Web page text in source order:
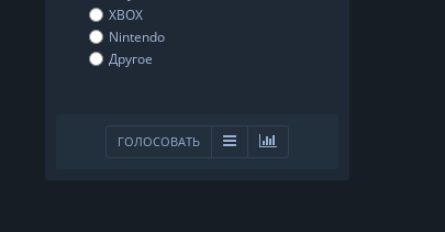
XBOX
Nintendo
Другое
ГОЛОСОВАТЬ